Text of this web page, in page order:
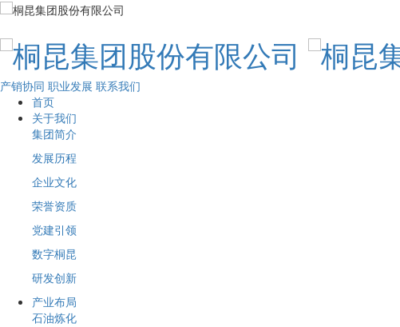
产销协同 职业发展 联系我们
首页
关于我们
集团简介
发展历程
企业文化
荣誉资质
党建引领
数字桐昆
研发创新
产业布局
石油炼化